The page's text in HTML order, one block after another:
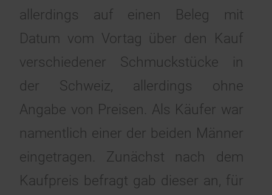
allerdings auf einen Beleg mit
Datum vom Vortag über den Kauf
verschiedener Schmuckstücke in
der Schweiz, allerdings ohne
Angabe von Preisen. Als Käufer war
namentlich einer der beiden Männer
eingetragen. Zunächst nach dem
Kaufpreis befragt gab dieser an, für